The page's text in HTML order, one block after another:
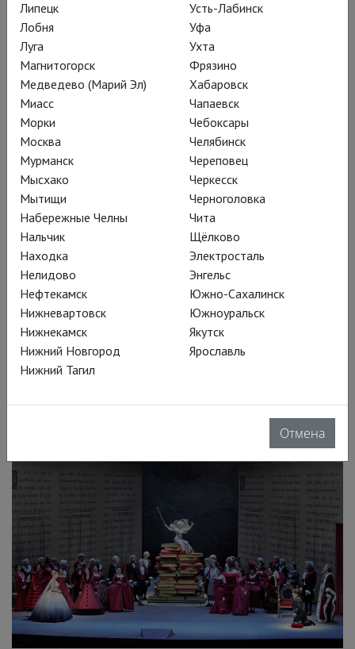
Дочь полка
Липецк
Лобня
Луга
Магнитогорск
Медведево (Марий Эл)
Миасс
Морки
Москва
Мурманск
Мысхако
Мытищи
Набережные Челны
Нальчик
Находка
Нелидово
Нефтекамск
Нижневартовск
Нижнекамск
Нижний Новгород
Нижний Тагил
Усть-Лабинск
Уфа
Ухта
Фрязино
Хабаровск
Чапаевск
Чебоксары
Челябинск
Череповец
Черкесск
Черноголовка
Чита
Щёлково
Электросталь
Энгельс
Южно-Сахалинск
Южноуральск
Якутск
Ярославль
Отмена